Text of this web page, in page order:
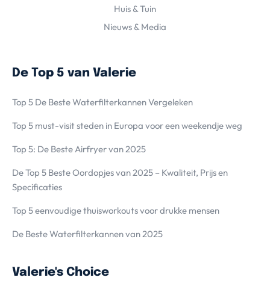
Huis & Tuin
Nieuws & Media
De Top 5 van Valerie
Top 5 De Beste Waterfilterkannen Vergeleken
Top 5 must-visit steden in Europa voor een weekendje weg
Top 5: De Beste Airfryer van 2025
De Top 5 Beste Oordopjes van 2025 – Kwaliteit, Prijs en
Specificaties
Top 5 eenvoudige thuisworkouts voor drukke mensen
De Beste Waterfilterkannen van 2025
Valerie's Choice